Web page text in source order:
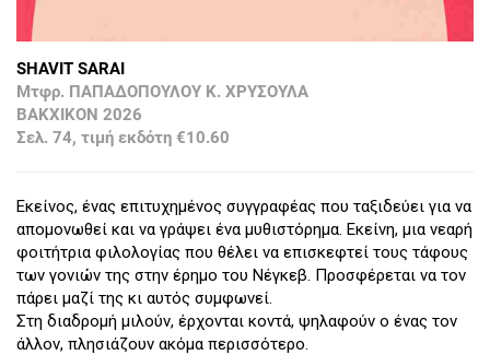
SHAVIT SARAI
Μτφρ. ΠΑΠΑΔΟΠΟΥΛΟΥ Κ. ΧΡΥΣΟΥΛΑ
ΒΑΚΧΙΚΟΝ 2026
Σελ. 74, τιμή εκδότη €10.60
Εκείνος, ένας επιτυχημένος συγγραφέας που ταξιδεύει για να
απομονωθεί και να γράψει ένα μυθιστόρημα. Εκείνη, μια νεαρή
φοιτήτρια φιλολογίας που θέλει να επισκεφτεί τους τάφους
των γονιών της στην έρημο του Νέγκεβ. Προσφέρεται να τον
πάρει μαζί της κι αυτός συμφωνεί.
Στη διαδρομή μιλούν, έρχονται κοντά, ψηλαφούν ο ένας τον
άλλον, πλησιάζουν ακόμα περισσότερο.